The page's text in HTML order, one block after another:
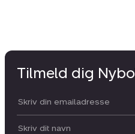
Tilmeld dig
Din email:
Dit navn: